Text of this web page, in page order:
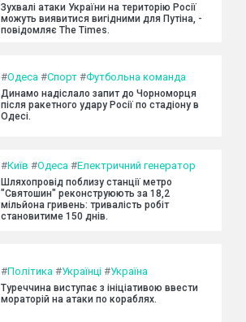
Зухвалі атаки України на територію Росії
можуть виявитися вигідними для Путіна, -
повідомляє The Times.
#Одеса #Спорт #Футбольна команда
Динамо надіслало запит до Чорноморця
після ракетного удару Росії по стадіону в
Одесі.
#Київ #Одеса #Електричний генератор
Шляхопровід поблизу станції метро
"Святошин" реконструюють за 18,2
мільйона гривень: тривалість робіт
становитиме 150 днів.
#Політика #Українці #Україна
Туреччина виступає з ініціативою ввести
мораторій на атаки по кораблях.